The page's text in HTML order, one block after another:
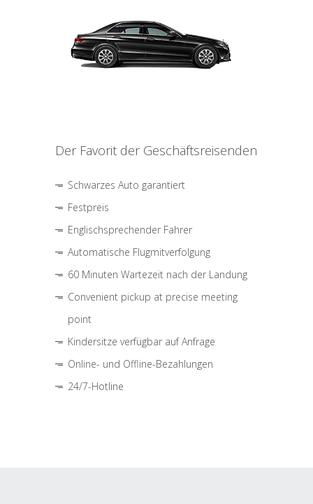
Der Favorit der Geschäftsreisenden
Schwarzes Auto garantiert
Festpreis
Englischsprechender Fahrer
Automatische Flugmitverfolgung
60 Minuten Wartezeit nach der Landung
Convenient pickup at precise meeting
point
Kindersitze verfügbar auf Anfrage
Online- und Offline-Bezahlungen
24/7-Hotline